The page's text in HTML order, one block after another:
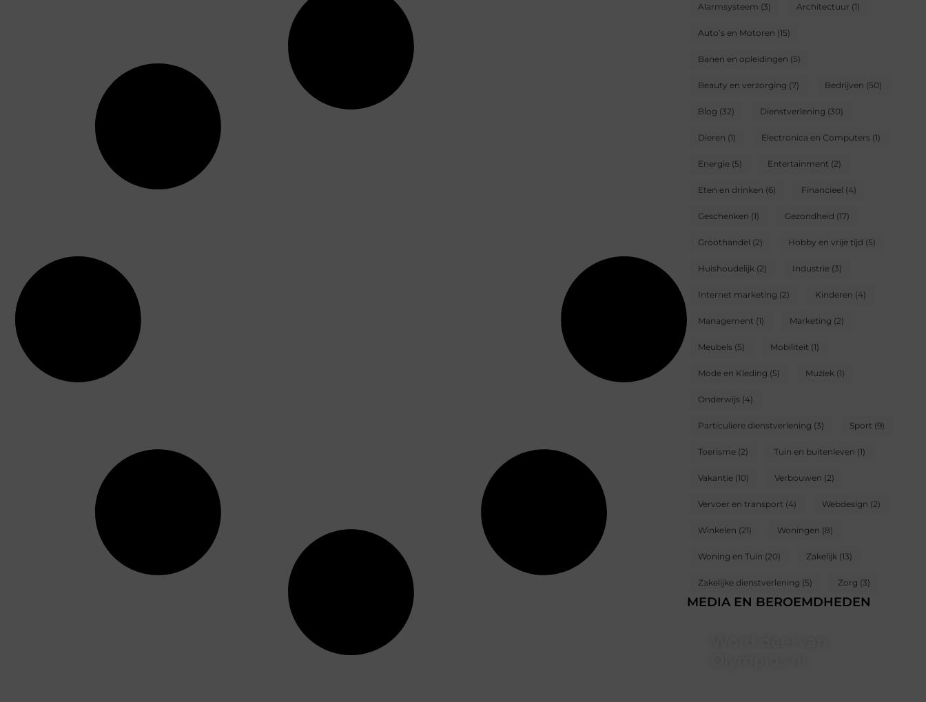
Alarmsysteem (3) Architectuur (1)
Auto’s en Motoren (15)
Banen en opleidingen (5)
Beauty en verzorging (7) Bedrijven (50)
Blog (32) Dienstverlening (30)
Dieren (1) Electronica en Computers (1)
Energie (5) Entertainment (2)
Eten en drinken (6) Financieel (4)
Geschenken (1) Gezondheid (17)
Groothandel (2) Hobby en vrije tijd (5)
Huishoudelijk (2) Industrie (3)
Internet marketing (2) Kinderen (4)
Management (1) Marketing (2)
Meubels (5) Mobiliteit (1)
Mode en Kleding (5) Muziek (1)
Onderwijs (4)
Particuliere dienstverlening (3) Sport (9)
Toerisme (2) Tuin en buitenleven (1)
Vakantie (10) Verbouwen (2)
Vervoer en transport (4) Webdesign (2)
Winkelen (21) Woningen (8)
Woning en Tuin (20) Zakelijk (13)
Zakelijke dienstverlening (5) Zorg (3)
MEDIA EN BEROEMDHEDEN